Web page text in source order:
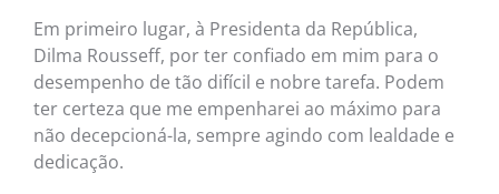
Em primeiro lugar, à Presidenta da República,
Dilma Rousseff, por ter confiado em mim para o
desempenho de tão difícil e nobre tarefa. Podem
ter certeza que me empenharei ao máximo para
não decepcioná-la, sempre agindo com lealdade e
dedicação.